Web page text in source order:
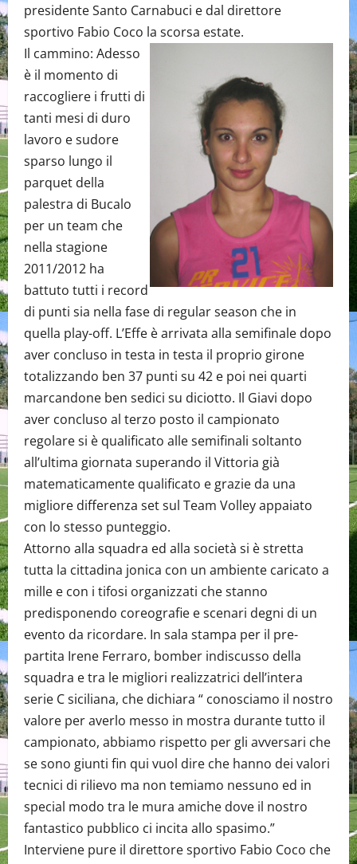
presidente Santo Carnabuci e dal direttore
sportivo Fabio Coco la scorsa estate.
Il cammino: Adesso
è il momento di
raccogliere i frutti di
tanti mesi di duro
lavoro e sudore
sparso lungo il
parquet della
palestra di Bucalo
per un team che
nella stagione
2011/2012 ha
battuto tutti i record
di punti sia nella fase di regular season che in
quella play-off. L’Effe è arrivata alla semifinale dopo
aver concluso in testa in testa il proprio girone
totalizzando ben 37 punti su 42 e poi nei quarti
marcandone ben sedici su diciotto. Il Giavi dopo
aver concluso al terzo posto il campionato
regolare si è qualificato alle semifinali soltanto
all’ultima giornata superando il Vittoria già
matematicamente qualificato e grazie da una
migliore differenza set sul Team Volley appaiato
con lo stesso punteggio.
Attorno alla squadra ed alla società si è stretta
tutta la cittadina jonica con un ambiente caricato a
mille e con i tifosi organizzati che stanno
predisponendo coreografie e scenari degni di un
evento da ricordare. In sala stampa per il pre-
partita Irene Ferraro, bomber indiscusso della
squadra e tra le migliori realizzatrici dell’intera
serie C siciliana, che dichiara “ conosciamo il nostro
valore per averlo messo in mostra durante tutto il
campionato, abbiamo rispetto per gli avversari che
se sono giunti fin qui vuol dire che hanno dei valori
tecnici di rilievo ma non temiamo nessuno ed in
special modo tra le mura amiche dove il nostro
fantastico pubblico ci incita allo spasimo.”
Interviene pure il direttore sportivo Fabio Coco che